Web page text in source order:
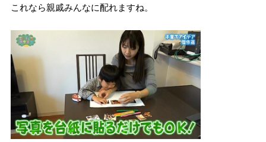
これなら親戚みんなに配れますね。